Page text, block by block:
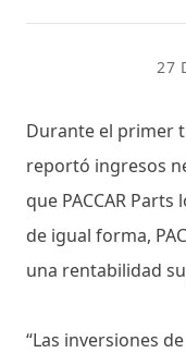
27
Durante el primer
reportó ingresos
que PACCAR
de igual forma,
una rentabilidad
“Las inversiones